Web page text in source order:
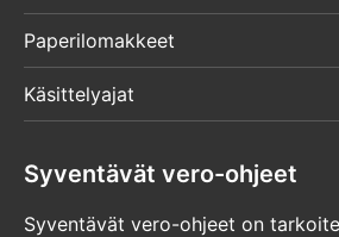
Paperilomakkeet
Käsittelyajat
Syventävät vero-ohjeet
Syventävät vero-ohjeet on